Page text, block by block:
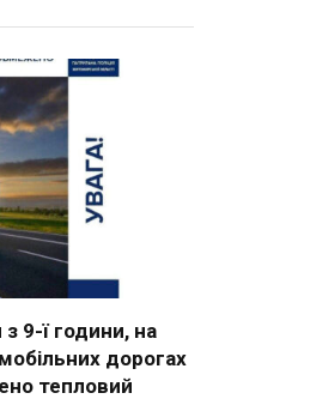
9-ї години, на
дорогах
тепловий